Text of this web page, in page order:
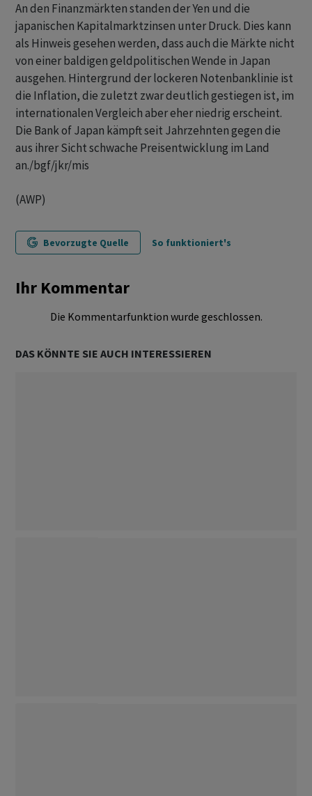
An den Finanzmärkten standen der Yen und die
japanischen Kapitalmarktzinsen unter Druck. Dies kann
als Hinweis gesehen werden, dass auch die Märkte nicht
von einer baldigen geldpolitischen Wende in Japan
ausgehen. Hintergrund der lockeren Notenbanklinie ist
die Inflation, die zuletzt zwar deutlich gestiegen ist, im
internationalen Vergleich aber eher niedrig erscheint.
Die Bank of Japan kämpft seit Jahrzehnten gegen die
aus ihrer Sicht schwache Preisentwicklung im Land
an./bgf/jkr/mis
(AWP)
Bevorzugte Quelle So funktioniert's
Ihr Kommentar
Die Kommentarfunktion wurde geschlossen.
DAS KÖNNTE SIE AUCH INTERESSIEREN